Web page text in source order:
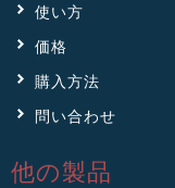
使い方
価格
購入方法
問い合わせ
他の製品